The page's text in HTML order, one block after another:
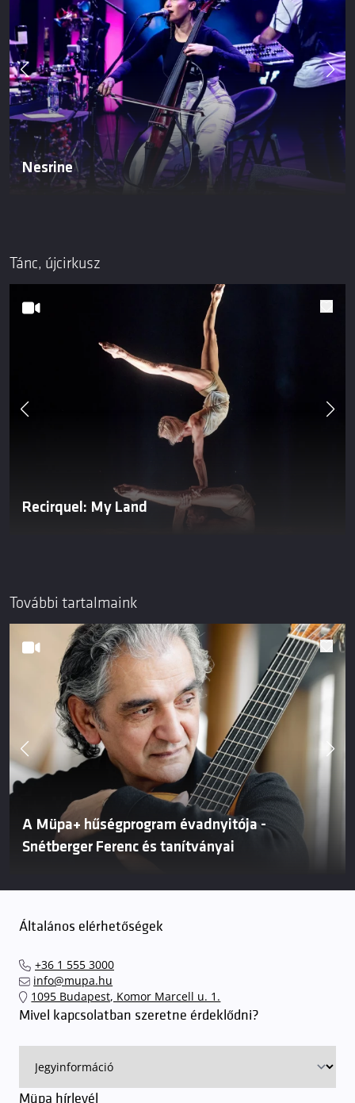
Nesrine
Tánc, újcirkusz
Recirquel: My Land
További tartalmaink
A Müpa+ hűségprogram évadnyitója -
Snétberger Ferenc és tanítványai
Általános elérhetőségek
+36 1 555 3000
info@mupa.hu
1095 Budapest, Komor Marcell u. 1.
Mivel kapcsolatban szeretne érdeklődni?
Müpa hírlevél